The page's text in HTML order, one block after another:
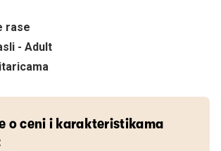
rase
- Adult
o ceni i karakteristikama